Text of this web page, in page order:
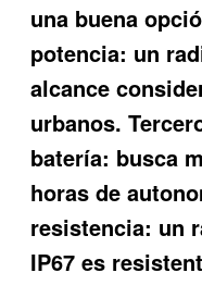
una buena
potencia: un
alcance
urbanos.
batería: busca
horas de
resistencia: un
IP67 es